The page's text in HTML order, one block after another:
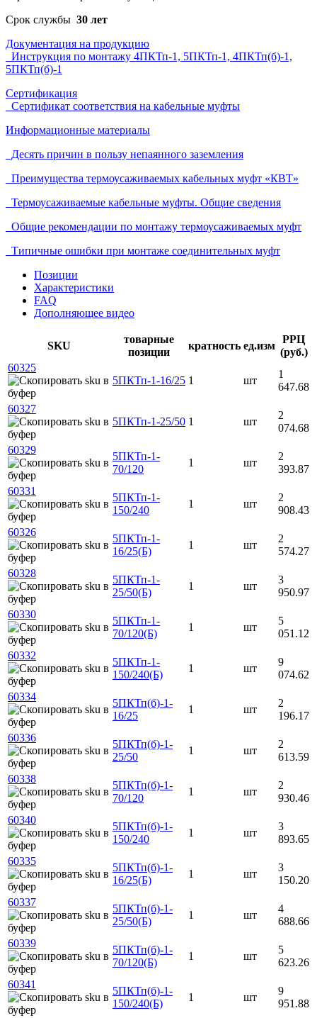
Срок службы 30 лет
Документация на продукцию
Инструкция по монтажу 4ПКТп-1, 5ПКТп-1, 4ПКТп(б)-1,
5ПКТп(б)-1
Сертификация
Сертификат соответствия на кабельные муфты
Информационные материалы
Десять причин в пользу непаянного заземления
Преимущества термоусаживаемых кабельных муфт «КВТ»
Термоусаживаемые кабельные муфты. Общие сведения
Общие рекомендации по монтажу термоусаживаемых муфт
Типичные ошибки при монтаже соединительных муфт
Позиции
Характеристики
FAQ
Дополняющее видео
SKU
товарные
позиции
кратность ед.изм
РРЦ
(руб.)
60325
5ПКТп-1-16/25 1 шт
1
647.68
60327
5ПКТп-1-25/50 1 шт
2
074.68
60329
5ПКТп-1-
70/120
1 шт
2
393.87
60331
5ПКТп-1-
150/240
1 шт
2
908.43
60326
5ПКТп-1-
16/25(Б)
1 шт
2
574.27
60328
5ПКТп-1-
25/50(Б)
1 шт
3
950.97
60330
5ПКТп-1-
70/120(Б)
1 шт
5
051.12
60332
5ПКТп-1-
150/240(Б)
1 шт
9
074.62
60334
5ПКТп(б)-1-
16/25
1 шт
2
196.17
60336
5ПКТп(б)-1-
25/50
1 шт
2
613.59
60338
5ПКТп(б)-1-
70/120
1 шт
2
930.46
60340
5ПКТп(б)-1-
150/240
1 шт
3
893.65
60335
5ПКТп(б)-1-
16/25(Б)
1 шт
3
150.20
60337
5ПКТп(б)-1-
25/50(Б)
1 шт
4
688.66
60339
5ПКТп(б)-1-
70/120(Б)
1 шт
5
623.26
60341
5ПКТп(б)-1-
150/240(Б)
1 шт
9
951.88